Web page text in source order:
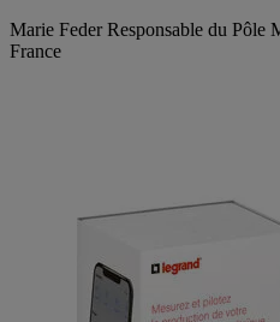
Marie Feder Responsable du Pôle
France